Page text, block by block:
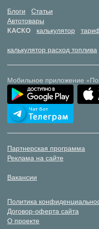
Блоги
Статьи
Автотовары
КАСКО
калькулятор
калькулятор расход топлива
Мобильное приложение
Партнерская программа
Реклама на сайте
Вакансии
Политика
Договор-оферта сайта
О проекте